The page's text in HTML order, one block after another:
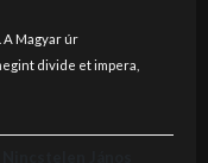
Magyar úr
divide et impera,